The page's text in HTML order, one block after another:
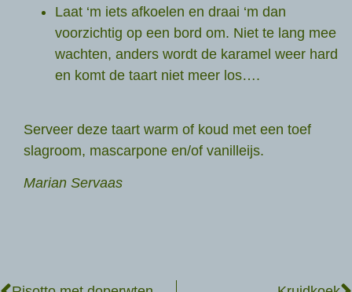
Laat ‘m iets afkoelen en draai ‘m dan
voorzichtig op een bord om. Niet te lang mee
wachten, anders wordt de karamel weer hard
en komt de taart niet meer los….
Serveer deze taart warm of koud met een toef
slagroom, mascarpone en/of vanilleijs.
Marian Servaas